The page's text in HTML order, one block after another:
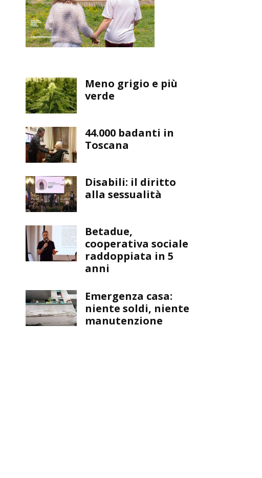
Meno grigio e più
verde
44.000 badanti in
Toscana
Disabili: il diritto
alla sessualità
Betadue,
cooperativa sociale
raddoppiata in 5
anni
Emergenza casa:
niente soldi, niente
manutenzione